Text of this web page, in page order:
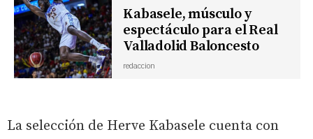
Kabasele, músculo y
espectáculo para el Real
Valladolid Baloncesto
redaccion
La selección de Herve Kabasele cuenta con